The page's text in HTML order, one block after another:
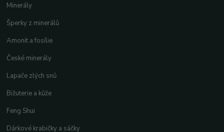
Minerály
Šperky z minerálů
Amonit a fosílie
České minerály
Lapače zlých snů
Bižuterie a kůže
Feng Shui
Dárkové krabičky a sáčky